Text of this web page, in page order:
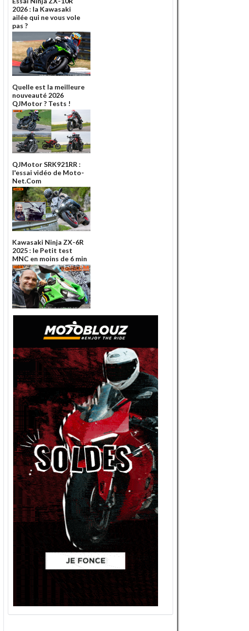
2026 : la Kawasaki
ailée qui ne vous vole
pas ?
Quelle est la meilleure
nouveauté 2026
QJMotor ? Tests !
QJMotor SRK921RR :
l'essai vidéo de Moto-
Net.Com
Kawasaki Ninja ZX-6R
2025 : le Petit test
MNC en moins de 6 min